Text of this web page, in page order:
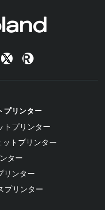
TwitterRoland
プリンター
トプリンター
トプリンター
ター
リンター
プリンター